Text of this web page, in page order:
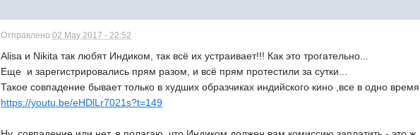
Отправлено02 May 2017 - 22:52
Alisa и Nikita так любят Индиком, так всё их устраивает!!! Как это трогательно...
Еще и зарегистрировались прям разом, и всё прям протестили за сутки...
Такое совпадение бывает только в худших образчиках индийского кино ,все в одно время
https://youtu.be/eHDlLr7021s?t=149